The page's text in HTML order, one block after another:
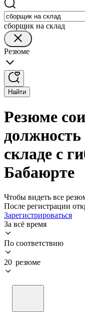
сборщик на склад
Резюме
Найти
Резюме
складе с
Бабаюрте
Чтобы видеть все
После регистрации
Зарегистрироваться
За всё время
По соответствию
20 резюме